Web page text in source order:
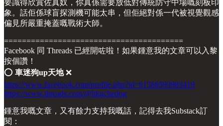
要識得欣賞佐真奴，你真係需要放低對傳統防守中場嘅刻板印
象。話佢係球盲探測機可能太串，但佢絕對係一代被視覺觀感
偏見所嚴重掩蓋嘅戰術大師。
========================================
Facebook 同 Threads 已經開咗啦！如果鍾意我的文章可以入黎
按個讚！
⭕️ 車迷狗up天地❌
https://www.facebook.com/profile.php?id=61566593983419
https://www.threads.com/@hkgchedog
鍾意我嘅文章，又有餘力支持我嘅話，記得去我Substack訂
閱：